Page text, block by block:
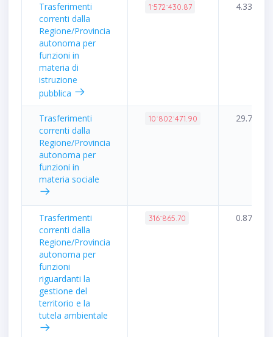
Trasferimenti
correnti dalla
Regione/Provincia
autonoma per
funzioni in
materia di
istruzione
pubblica
1˙572˙430.87 4.33%
Trasferimenti
correnti dalla
Regione/Provincia
autonoma per
funzioni in
materia sociale
10˙802˙471.90 29.75%
Trasferimenti
correnti dalla
Regione/Provincia
autonoma per
funzioni
riguardanti la
gestione del
territorio e la
tutela ambientale
316˙865.70 0.87%